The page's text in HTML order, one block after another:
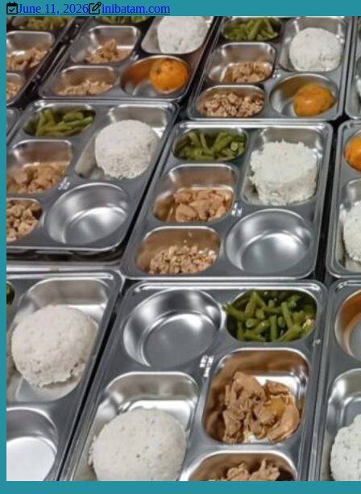
June 11, 2026 inibatam.com